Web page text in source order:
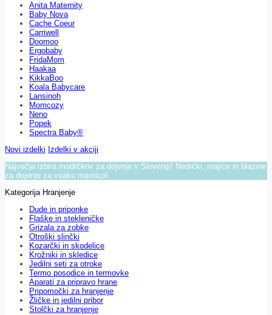
Anita Maternity
Baby Nova
Cache Coeur
Carriwell
Doomoo
Ergobaby
FridaMom
Haakaa
KikkaBoo
Koala Babycare
Lansinoh
Momcozy
Neno
Popek
Spectra Baby®
Novi izdelki Izdelki v akciji
Največja izbira modrčkov za dojenje v Sloveniji! Nedrčki, majice in blazine
za dojenje za vsako mamico!
Kategorija Hranjenje
Dude in priponke
Flaške in stekleničke
Grizala za zobke
Otroški slinčki
Kozarčki in skodelice
Krožniki in skledice
Jedilni seti za otroke
Termo posodice in termovke
Aparati za pripravo hrane
Pripomočki za hranjenje
Žličke in jedilni pribor
Stolčki za hranjenje